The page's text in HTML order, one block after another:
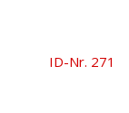
ID-Nr. 271